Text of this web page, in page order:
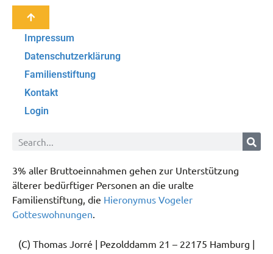
Impressum
Datenschutzerklärung
Familienstiftung
Kontakt
Login
3% aller Bruttoeinnahmen gehen zur Unterstützung
älterer bedürftiger Personen an die uralte
Familienstiftung, die Hieronymus Vogeler
Gotteswohnungen.
(C) Thomas Jorré | Pezolddamm 21 – 22175 Hamburg |